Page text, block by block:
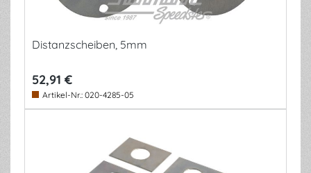
Distanzscheiben, 5mm
52,91 €
Artikel-Nr.: 020-4285-05